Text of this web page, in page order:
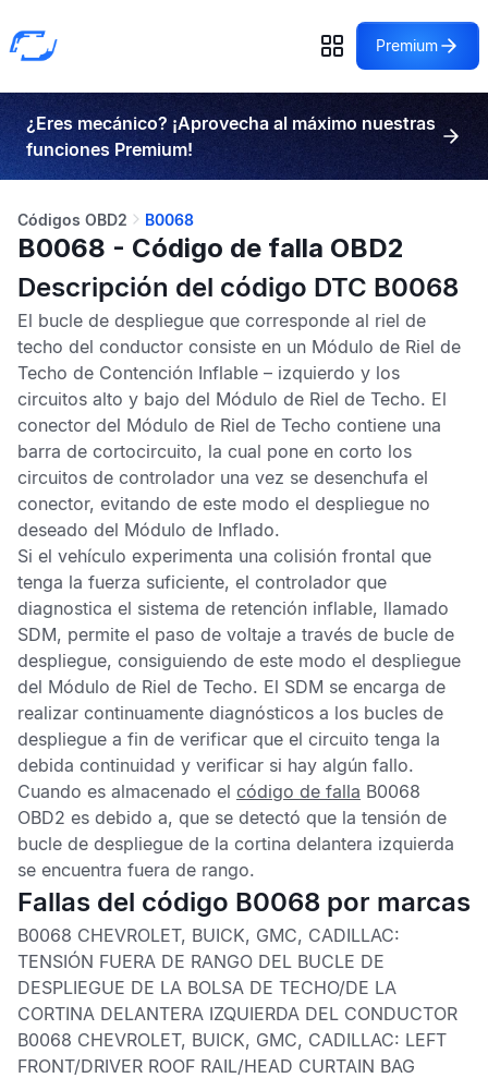
Premium
¿Eres mecánico? ¡Aprovecha al máximo nuestras
funciones Premium!
Códigos OBD2 B0068
B0068 - Código de falla OBD2
Descripción del código DTC B0068
El bucle de despliegue que corresponde al riel de
techo del conductor consiste en un Módulo de Riel de
Techo de Contención Inflable – izquierdo y los
circuitos alto y bajo del Módulo de Riel de Techo. El
conector del Módulo de Riel de Techo contiene una
barra de cortocircuito, la cual pone en corto los
circuitos de controlador una vez se desenchufa el
conector, evitando de este modo el despliegue no
deseado del Módulo de Inflado.
Si el vehículo experimenta una colisión frontal que
tenga la fuerza suficiente, el controlador que
diagnostica el sistema de retención inflable, llamado
SDM, permite el paso de voltaje a través de bucle de
despliegue, consiguiendo de este modo el despliegue
del Módulo de Riel de Techo. El SDM se encarga de
realizar continuamente diagnósticos a los bucles de
despliegue a fin de verificar que el circuito tenga la
debida continuidad y verificar si hay algún fallo.
Cuando es almacenado el código de falla B0068
OBD2 es debido a, que se detectó que la tensión de
bucle de despliegue de la cortina delantera izquierda
se encuentra fuera de rango.
Fallas del código B0068 por marcas
B0068 CHEVROLET, BUICK, GMC, CADILLAC:
TENSIÓN FUERA DE RANGO DEL BUCLE DE
DESPLIEGUE DE LA BOLSA DE TECHO/DE LA
CORTINA DELANTERA IZQUIERDA DEL CONDUCTOR
B0068 CHEVROLET, BUICK, GMC, CADILLAC: LEFT
FRONT/DRIVER ROOF RAIL/HEAD CURTAIN BAG